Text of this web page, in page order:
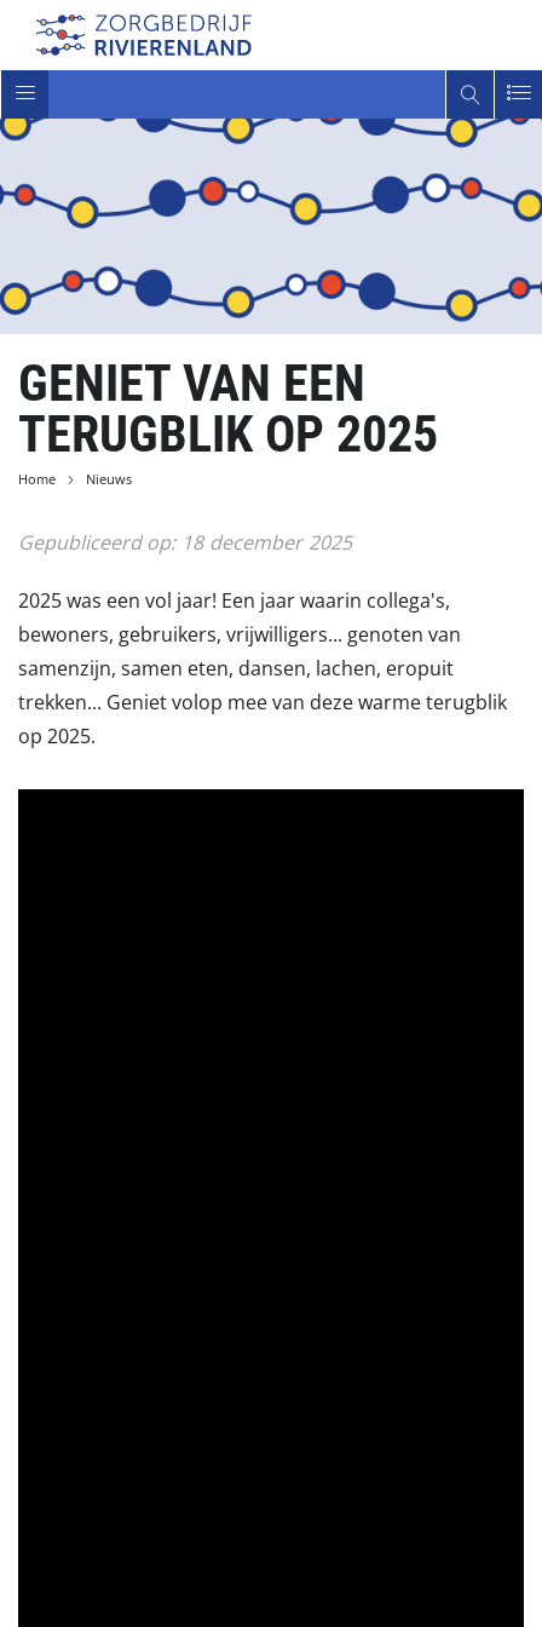
Toggle
navigatie
GENIET VAN EEN
TERUGBLIK OP 2025
Home Nieuws
Gepubliceerd op: 18 december 2025
2025 was een vol jaar! Een jaar waarin collega's,
bewoners, gebruikers, vrijwilligers... genoten van
samenzijn, samen eten, dansen, lachen, eropuit
trekken... Geniet volop mee van deze warme terugblik
op 2025.